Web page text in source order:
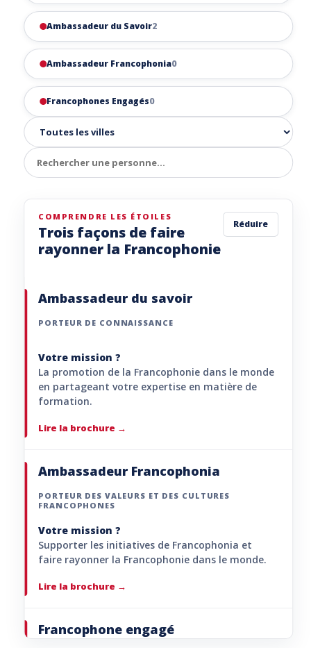
Ambassadeur du Savoir2
Ambassadeur Francophonia0
Francophones Engagés0
COMPRENDRE LES ÉTOILES
Trois façons de faire
rayonner la Francophonie
Réduire
Ambassadeur du savoir
PORTEUR DE CONNAISSANCE
Votre mission ?
La promotion de la Francophonie dans le monde
en partageant votre expertise en matière de
formation.
Lire la brochure
Ambassadeur Francophonia
PORTEUR DES VALEURS ET DES CULTURES
FRANCOPHONES
Votre mission ?
Supporter les initiatives de Francophonia et
faire rayonner la Francophonie dans le monde.
Lire la brochure
Francophone engagé